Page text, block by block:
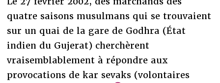
quatre saisons musulmans qui se trouvaient
sur un quai de la gare de Godhra (État
indien du Gujerat) cherchèrent
vraisemblablement à répondre aux
provocations de kar sevaks (volontaires